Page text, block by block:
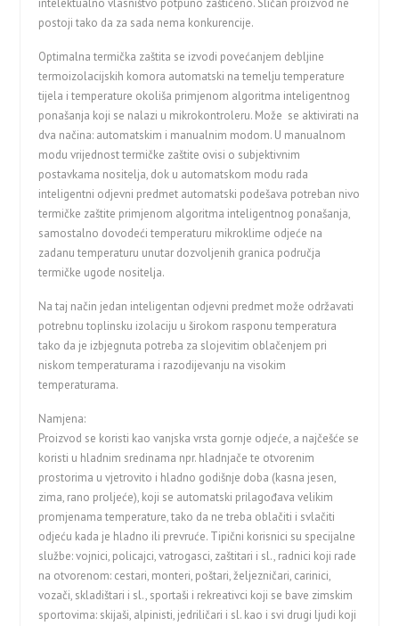
intelektualno vlasništvo potpuno zaštićeno. Sličan proizvod ne
postoji tako da za sada nema konkurencije.
Optimalna termička zaštita se izvodi povećanjem debljine
termoizolacijskih komora automatski na temelju temperature
tijela i temperature okoliša primjenom algoritma inteligentnog
ponašanja koji se nalazi u mikrokontroleru. Može se aktivirati na
dva načina: automatskim i manualnim modom. U manualnom
modu vrijednost termičke zaštite ovisi o subjektivnim
postavkama nositelja, dok u automatskom modu rada
inteligentni odjevni predmet automatski podešava potreban nivo
termičke zaštite primjenom algoritma inteligentnog ponašanja,
samostalno dovodeći temperaturu mikroklime odjeće na
zadanu temperaturu unutar dozvoljenih granica područja
termičke ugode nositelja.
Na taj način jedan inteligentan odjevni predmet može održavati
potrebnu toplinsku izolaciju u širokom rasponu temperatura
tako da je izbjegnuta potreba za slojevitim oblačenjem pri
niskom temperaturama i razodijevanju na visokim
temperaturama.
Namjena:
Proizvod se koristi kao vanjska vrsta gornje odjeće, a najčešće se
koristi u hladnim sredinama npr. hladnjače te otvorenim
prostorima u vjetrovito i hladno godišnje doba (kasna jesen,
zima, rano proljeće), koji se automatski prilagođava velikim
promjenama temperature, tako da ne treba oblačiti i svlačiti
odjeću kada je hladno ili prevruće. Tipični korisnici su specijalne
službe: vojnici, policajci, vatrogasci, zaštitari i sl., radnici koji rade
na otvorenom: cestari, monteri, poštari, željezničari, carinici,
vozači, skladištari i sl., sportaši i rekreativci koji se bave zimskim
sportovima: skijaši, alpinisti, jedriličari i sl. kao i svi drugi ljudi koji